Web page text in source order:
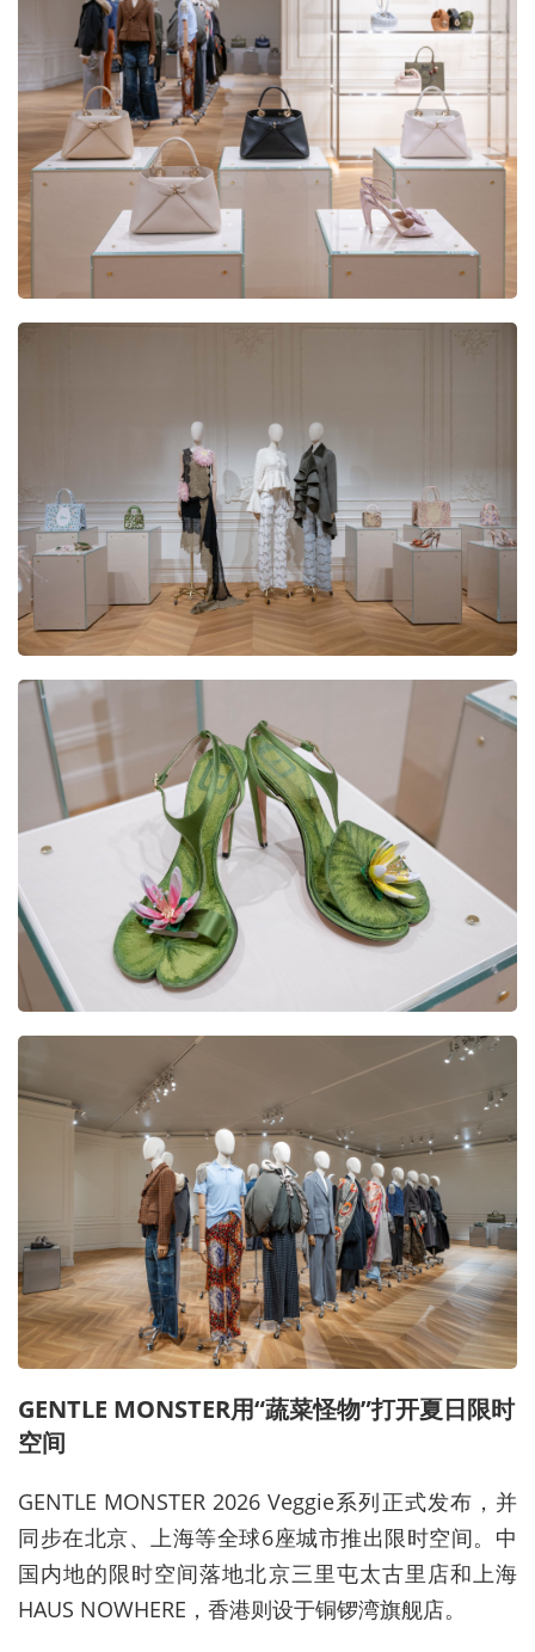
GENTLE MONSTER用“蔬菜怪物”打开夏日限时
空间
GENTLE MONSTER 2026 Veggie系列正式发布，并
同步在北京、上海等全球6座城市推出限时空间。中
国内地的限时空间落地北京三里屯太古里店和上海
HAUS NOWHERE ，香港则设于铜锣湾旗舰店。